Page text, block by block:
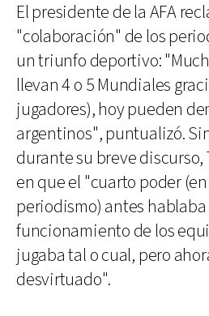
El presidente de la AFA
"colaboración" de los
un triunfo deportivo:
llevan 4 o 5 Mundiales
jugadores), hoy pueden
argentinos", puntualizó.
durante su breve
en que el "cuarto poder
periodismo) antes
funcionamiento de los
jugaba tal o cual, pero
desvirtuado".